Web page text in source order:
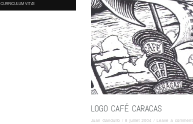
CURRICULUM VITÆ
LOGO CAFÉ CARACAS
Juan Gandulfo / 8 juillet 2004 / Leave a comment